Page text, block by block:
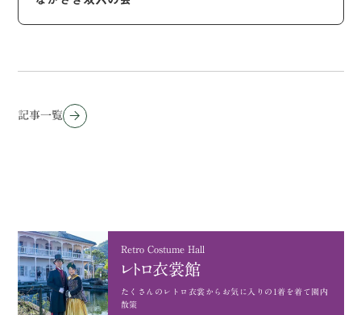
記事一覧
Retro Costume Hall
レトロ衣裳館
たくさんのレトロ衣裳から お気に入りの1着を着て園内
散策